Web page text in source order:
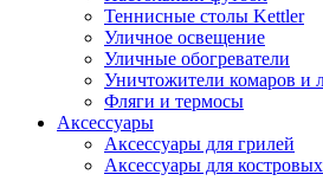
Теннисные столы Kettler
Уличное освещение
Уличные обогреватели
Уничтожители комаров и
Фляги и термосы
Аксессуары
Аксессуары для грилей
Аксессуары для